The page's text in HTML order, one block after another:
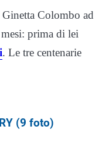
Colombo ad
prima di lei
. Le tre centenarie
(9 foto)